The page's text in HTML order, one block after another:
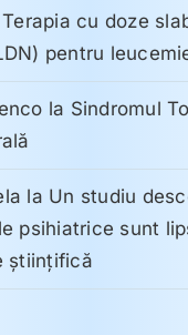
Terapia cu doze
pentru
la Sindromul
la Un studiu
psihiatrice sunt
științifică